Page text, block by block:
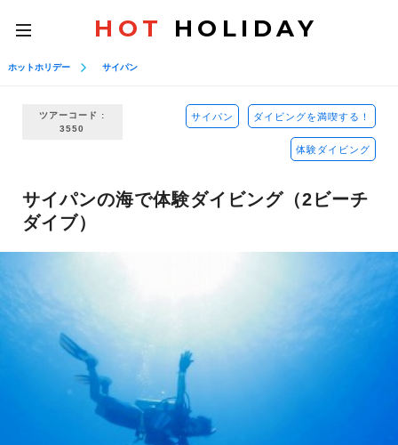
toggle
navigation
HOT HOLIDAY
ホットホリデー サイパン
ツアーコード :
3550
サイパン ダイビングを満喫する！
体験ダイビング
サイパンの海で体験ダイビング（2ビーチ
ダイブ）